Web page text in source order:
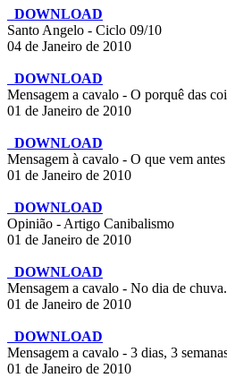
DOWNLOAD
Santo Angelo - Ciclo 09/10
04 de Janeiro de 2010
DOWNLOAD
Mensagem a cavalo - O porquê das
01 de Janeiro de 2010
DOWNLOAD
Mensagem à cavalo - O que vem antes
01 de Janeiro de 2010
DOWNLOAD
Opinião - Artigo Canibalismo
01 de Janeiro de 2010
DOWNLOAD
Mensagem a cavalo - No dia de
01 de Janeiro de 2010
DOWNLOAD
Mensagem a cavalo - 3 dias, 3
01 de Janeiro de 2010